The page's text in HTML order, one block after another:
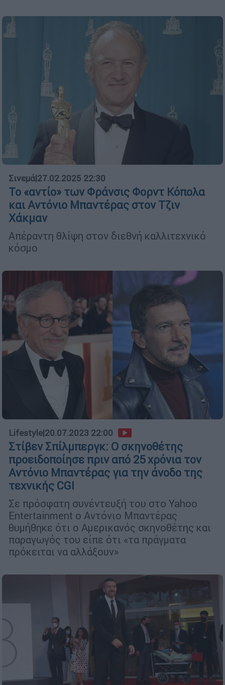
Σινεμά|27.02.2025 22:30
Το «αντίο» των Φράνσις Φορντ Κόπολα
και Αντόνιο Μπαντέρας στον Τζιν
Χάκμαν
Απέραντη θλίψη στον διεθνή καλλιτεχνικό
κόσμο
Lifestyle|20.07.2023 22:00
Στίβεν Σπίλμπεργκ: Ο σκηνοθέτης
προειδοποίησε πριν από 25 χρόνια τον
Αντόνιο Μπαντέρας για την άνοδο της
τεχνικής CGI
Σε πρόσφατη συνέντευξή του στο Yahoo
Entertainment ο Αντόνιο Μπαντέρας
θυμήθηκε ότι ο Αμερικανός σκηνοθέτης και
παραγωγός του είπε ότι «τα πράγματα
πρόκειται να αλλάξουν»